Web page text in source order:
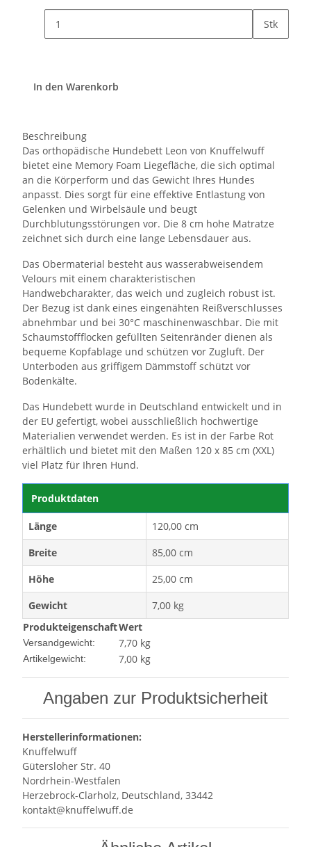
Stk
In den Warenkorb
Beschreibung
Das orthopädische Hundebett Leon von Knuffelwuff
bietet eine Memory Foam Liegefläche, die sich optimal
an die Körperform und das Gewicht Ihres Hundes
anpasst. Dies sorgt für eine effektive Entlastung von
Gelenken und Wirbelsäule und beugt
Durchblutungsstörungen vor. Die 8 cm hohe Matratze
zeichnet sich durch eine lange Lebensdauer aus.
Das Obermaterial besteht aus wasserabweisendem
Velours mit einem charakteristischen
Handwebcharakter, das weich und zugleich robust ist.
Der Bezug ist dank eines eingenähten Reißverschlusses
abnehmbar und bei 30°C maschinenwaschbar. Die mit
Schaumstoffflocken gefüllten Seitenränder dienen als
bequeme Kopfablage und schützen vor Zugluft. Der
Unterboden aus griffigem Dämmstoff schützt vor
Bodenkälte.
Das Hundebett wurde in Deutschland entwickelt und in
der EU gefertigt, wobei ausschließlich hochwertige
Materialien verwendet werden. Es ist in der Farbe Rot
erhältlich und bietet mit den Maßen 120 x 85 cm (XXL)
viel Platz für Ihren Hund.
Produktdaten
Länge
120,00 cm
Breite
85,00 cm
Höhe
25,00 cm
Gewicht
7,00 kg
ProdukteigenschaftWert
Versandgewicht: 7,70 kg
Artikelgewicht: 7,00 kg
Angaben zur Produktsicherheit
Herstellerinformationen:
Knuffelwuff
Gütersloher Str. 40
Nordrhein-Westfalen
Herzebrock-Clarholz, Deutschland, 33442
kontakt@knuffelwuff.de